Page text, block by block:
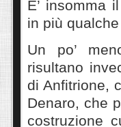
E’ insomma
in più
Un po’
risultano
di Anfitrione,
Denaro, che
costruzione